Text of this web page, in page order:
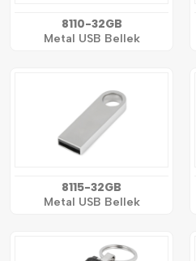
8110-32GB
Metal USB Bellek
8115-32GB
Metal USB Bellek